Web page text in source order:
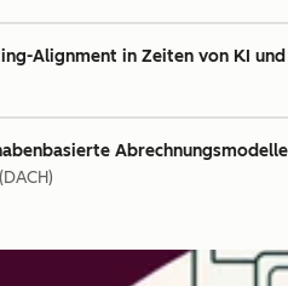
Alignment in Zeiten von KI und